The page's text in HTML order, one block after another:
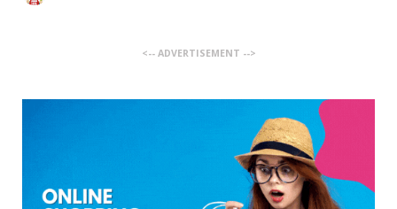
<-- ADVERTISEMENT -->